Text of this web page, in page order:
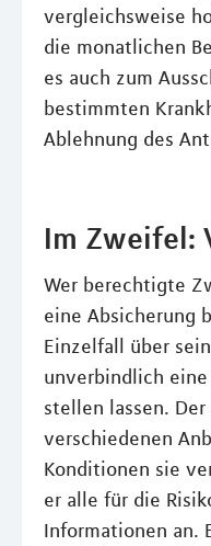
vergleichsweise
die monatlichen
es auch zum
bestimmten
Ablehnung des
Im Zweifel:
Wer berechtigte
eine Absicherung
Einzelfall über
unverbindlich
stellen lassen.
verschiedenen
Konditionen sie
er alle für die
Informationen an.